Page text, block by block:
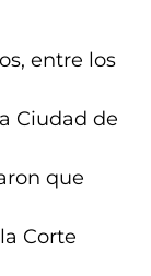
entre los
Ciudad de
que
Corte